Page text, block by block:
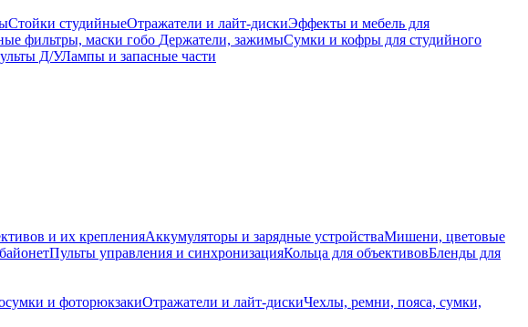
Стойки студийныеОтражатели и лайт-дискиЭффекты и мебель для
фильтры, маски гобо Держатели, зажимыСумки и кофры для студийного
Д/УЛампы и запасные части
и их крепленияАккумуляторы и зарядные устройстваМишени, цветовые
Пульты управления и синхронизацияКольца для объективовБленды для
и фоторюкзакиОтражатели и лайт-дискиЧехлы, ремни, пояса, сумки,